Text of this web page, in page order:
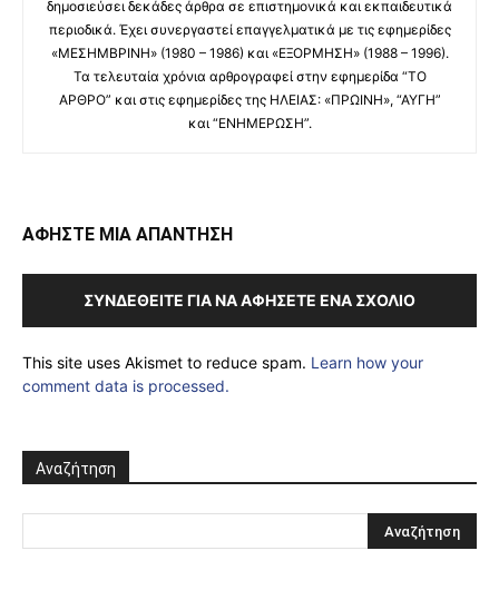
δημοσιεύσει δεκάδες άρθρα σε επιστημονικά και εκπαιδευτικά
περιοδικά. Έχει συνεργαστεί επαγγελματικά με τις εφημερίδες
«ΜΕΣΗΜΒΡΙΝΗ» (1980 – 1986) και «ΕΞΟΡΜΗΣΗ» (1988 – 1996).
Τα τελευταία χρόνια αρθρογραφεί στην εφημερίδα “ΤΟ
ΑΡΘΡΟ” και στις εφημερίδες της ΗΛΕΙΑΣ: «ΠΡΩΙΝΗ», “ΑΥΓΗ”
και “ΕΝΗΜΕΡΩΣΗ”.
ΑΦΗΣΤΕ ΜΙΑ ΑΠΑΝΤΗΣΗ
ΣΥΝΔΕΘΕΊΤΕ ΓΙΑ ΝΑ ΑΦΉΣΕΤΕ ΈΝΑ ΣΧΌΛΙΟ
This site uses Akismet to reduce spam. Learn how your
comment data is processed.
Αναζήτηση